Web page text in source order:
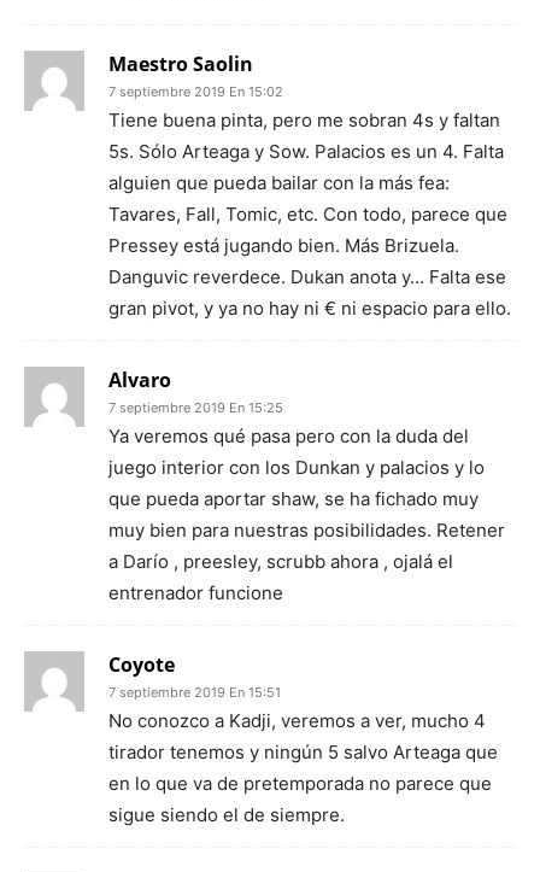
Maestro Saolin
7 septiembre 2019 En 15:02
Tiene buena pinta, pero me sobran 4s y faltan
5s. Sólo Arteaga y Sow. Palacios es un 4. Falta
alguien que pueda bailar con la más fea:
Tavares, Fall, Tomic, etc. Con todo, parece que
Pressey está jugando bien. Más Brizuela.
Danguvic reverdece. Dukan anota y… Falta ese
gran pivot, y ya no hay ni € ni espacio para ello.
Alvaro
7 septiembre 2019 En 15:25
Ya veremos qué pasa pero con la duda del
juego interior con los Dunkan y palacios y lo
que pueda aportar shaw, se ha fichado muy
muy bien para nuestras posibilidades. Retener
a Darío , preesley, scrubb ahora , ojalá el
entrenador funcione
Coyote
7 septiembre 2019 En 15:51
No conozco a Kadji, veremos a ver, mucho 4
tirador tenemos y ningún 5 salvo Arteaga que
en lo que va de pretemporada no parece que
sigue siendo el de siempre.